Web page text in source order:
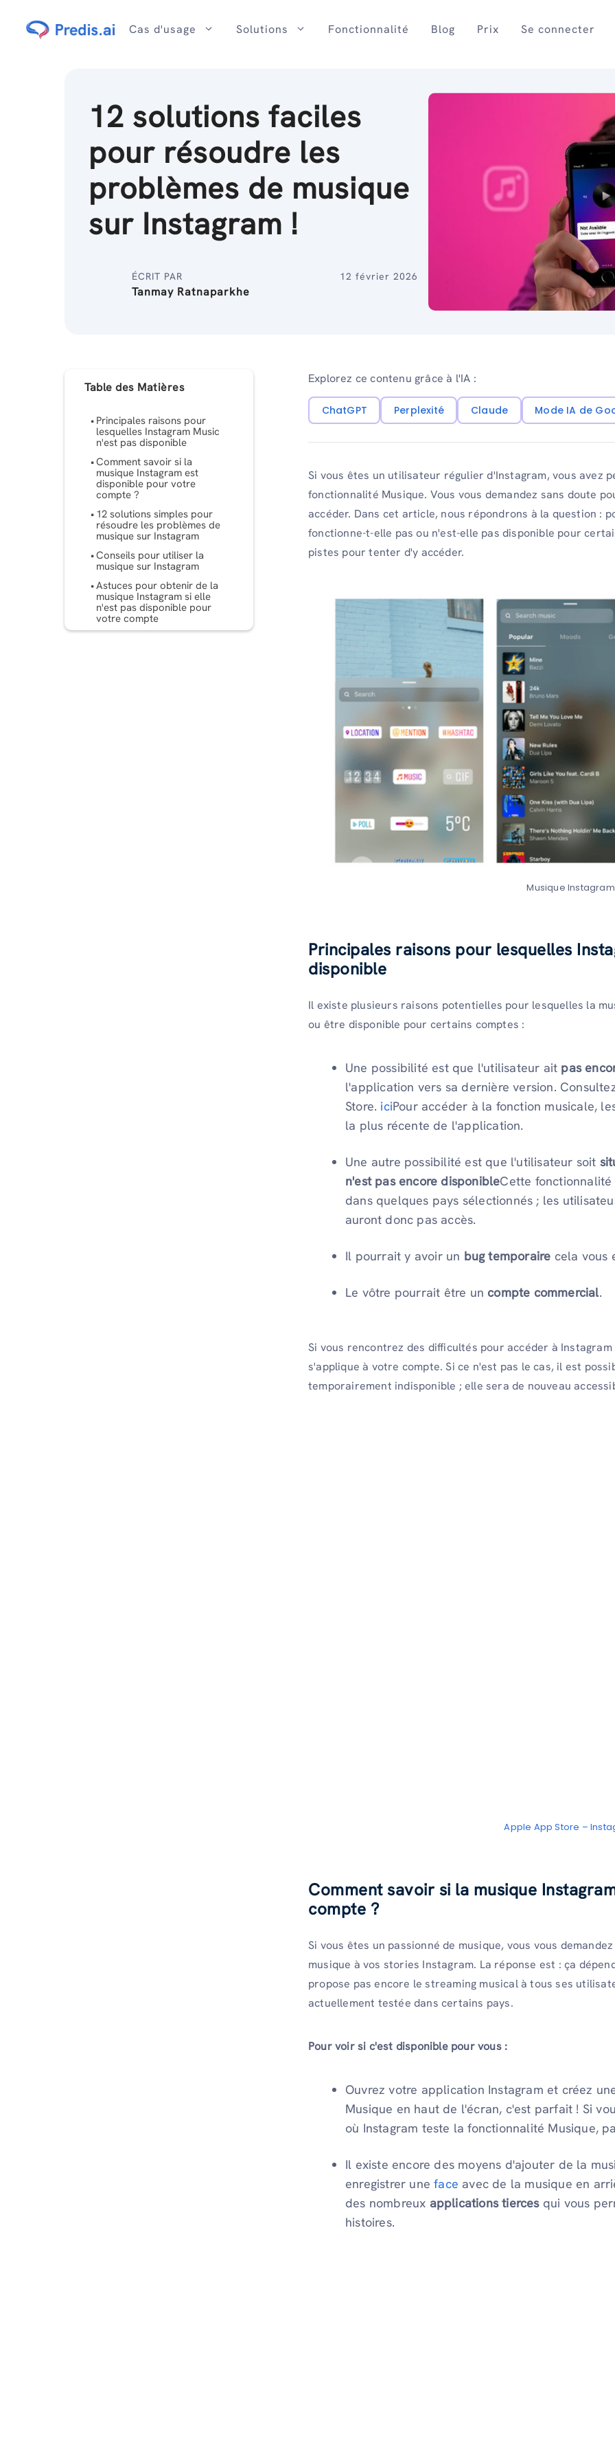
contenu
Cas d'usage Solutions Fonctionnalité Blog Prix Se connecter
12 solutions faciles
pour résoudre les
problèmes de musique
sur Instagram !
ÉCRIT PAR
Tanmay Ratnaparkhe
12 février 2026
Table des Matières
Principales raisons pour
lesquelles Instagram Music
n'est pas disponible
Comment savoir si la
musique Instagram est
disponible pour votre
compte ?
12 solutions simples pour
résoudre les problèmes de
musique sur Instagram
Conseils pour utiliser la
musique sur Instagram
Astuces pour obtenir de la
musique Instagram si elle
n'est pas disponible pour
votre compte
Explorez ce contenu grâce à l'IA :
ChatGPT Perplexité Claude Mode IA de
Si vous êtes un utilisateur régulier d'Instagram, vous avez
fonctionnalité Musique. Vous vous demandez sans doute
accéder. Dans cet article, nous répondrons à la question :
fonctionne-t-elle pas ou n'est-elle pas disponible pour
pistes pour tenter d'y accéder.
Musique Instagram
Principales raisons pour lesquelles
disponible
Il existe plusieurs raisons potentielles pour lesquelles la
ou être disponible pour certains comptes :
Une possibilité est que l'utilisateur ait pas
l'application vers sa dernière version.
Store. iciPour accéder à la fonction musicale,
la plus récente de l'application.
Une autre possibilité est que l'utilisateur soit
n'est pas encore disponibleCette
dans quelques pays sélectionnés ; les
auront donc pas accès.
Il pourrait y avoir un bug temporaire cela vous
Le vôtre pourrait être un compte commercial.
Si vous rencontrez des difficultés pour accéder à
s'applique à votre compte. Si ce n'est pas le cas, il est
temporairement indisponible ; elle sera de nouveau
Apple App Store –
Comment savoir si la musique
compte ?
Si vous êtes un passionné de musique, vous vous
musique à vos stories Instagram. La réponse est : ça
propose pas encore le streaming musical à tous ses
actuellement testée dans certains pays.
Pour voir si c'est disponible pour vous :
Ouvrez votre application Instagram et créez
Musique en haut de l'écran, c'est parfait ! Si
où Instagram teste la fonctionnalité Musique,
Il existe encore des moyens d'ajouter de la
enregistrer uneface avec de la musique en
des nombreux applications tiercesqui vous
histoires.